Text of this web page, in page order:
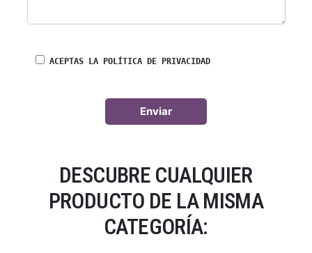
ACEPTAS LA POLÍTICA DE PRIVACIDAD
DESCUBRE CUALQUIER
PRODUCTO DE LA MISMA
CATEGORÍA: